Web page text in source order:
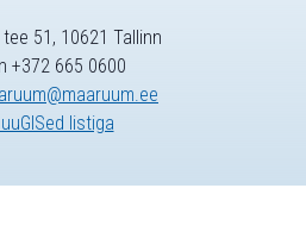
51, 10621 Tallinn
+372 665 0600
listiga